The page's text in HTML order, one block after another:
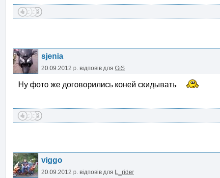
sjenia
20.09.2012 р. відповів для GiS
Ну фото же договорились коней скидывать
viggo
20.09.2012 р. відповів для L_rider